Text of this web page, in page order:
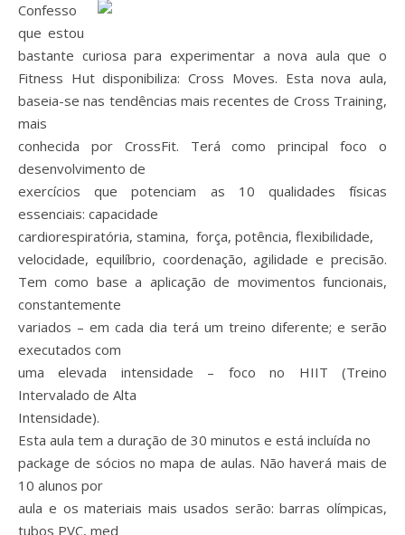
Confesso
que estou
bastante curiosa para experimentar a nova aula que o
Fitness Hut disponibiliza: Cross Moves. Esta nova aula,
baseia-se nas tendências mais recentes de Cross Training,
mais
conhecida por CrossFit. Terá como principal foco o
desenvolvimento de
exercícios que potenciam as 10 qualidades físicas
essenciais: capacidade
cardiorespiratória, stamina, força, potência, flexibilidade,
velocidade, equilíbrio, coordenação, agilidade e precisão.
Tem como base a aplicação de movimentos funcionais,
constantemente
variados – em cada dia terá um treino diferente; e serão
executados com
uma elevada intensidade – foco no HIIT (Treino
Intervalado de Alta
Intensidade).
Esta aula tem a duração de 30 minutos e está incluída no
package de sócios no mapa de aulas. Não haverá mais de
10 alunos por
aula e os materiais mais usados serão: barras olímpicas,
tubos PVC, med